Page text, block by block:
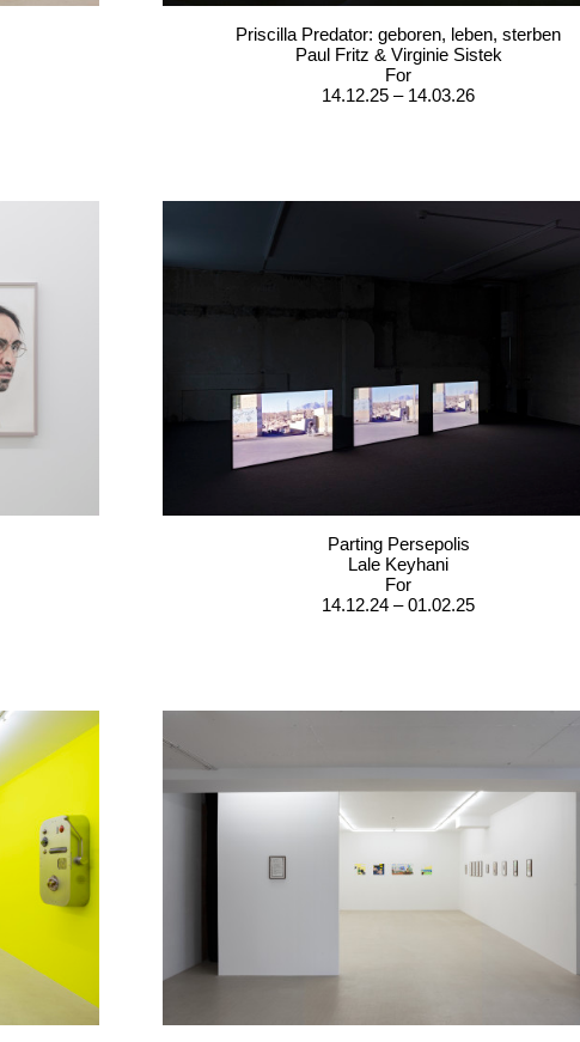
Priscilla Predator: geboren, leben, sterben
Paul Fritz & Virginie Sistek
For
14.12.25 – 14.03.26
Parting Persepolis
Lale Keyhani
For
14.12.24 – 01.02.25